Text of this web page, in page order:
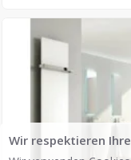
Wir respektieren